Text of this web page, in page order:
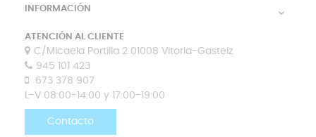
INFORMACIÓN 
ATENCIÓN AL CLIENTE
C/Micaela Portilla 2 01008 Vitoria-Gasteiz
945 101 423
673 378 907
L-V 08:00-14:00 y 17:00-19:00
Contacto